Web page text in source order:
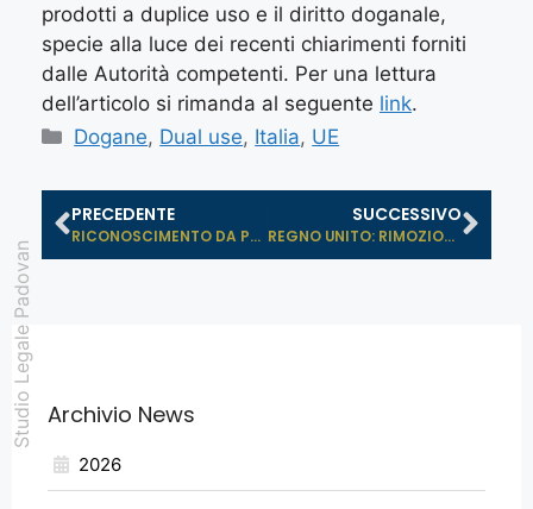
Studio Legale Padovan
prodotti a duplice uso e il diritto doganale,
specie alla luce dei recenti chiarimenti forniti
dalle Autorità competenti. Per una lettura
dell’articolo si rimanda al seguente link.
Dogane, Dual use, Italia, UE
PRECEDENTE
RICONOSCIMENTO DA PARTE DELLA FEDER...
SUCCESSIVO
REGNO UNITO: RIMOZIONE DEL CODICE E...
Archivio News
2026